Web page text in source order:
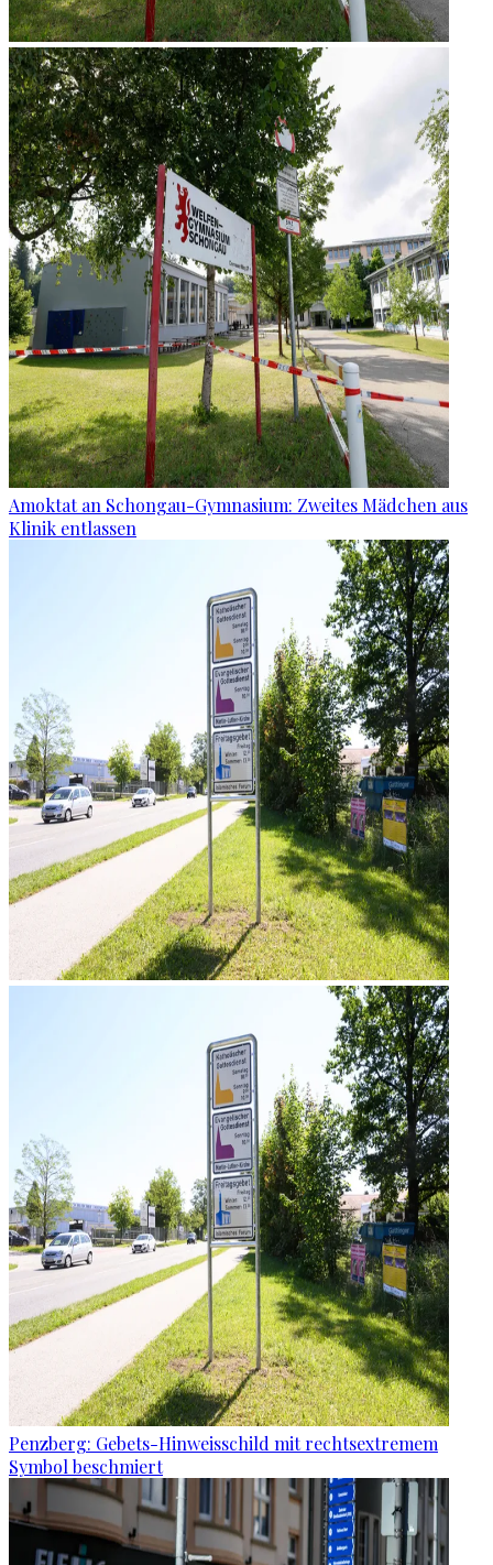
Amoktat an Schongau-Gymnasium: Zweites Mädchen aus
Klinik entlassen
Penzberg: Gebets-Hinweisschild mit rechtsextremem
Symbol beschmiert